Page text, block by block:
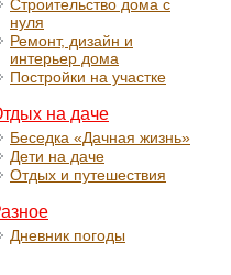
Строительство дома с
нуля
Ремонт, дизайн и
интерьер дома
Постройки на участке
на даче
Беседка «Дачная жизнь»
Дети на даче
Отдых и путешествия
Дневник погоды